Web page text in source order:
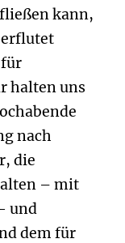
kann,
für
halten uns
nach
die
– mit
und
dem für